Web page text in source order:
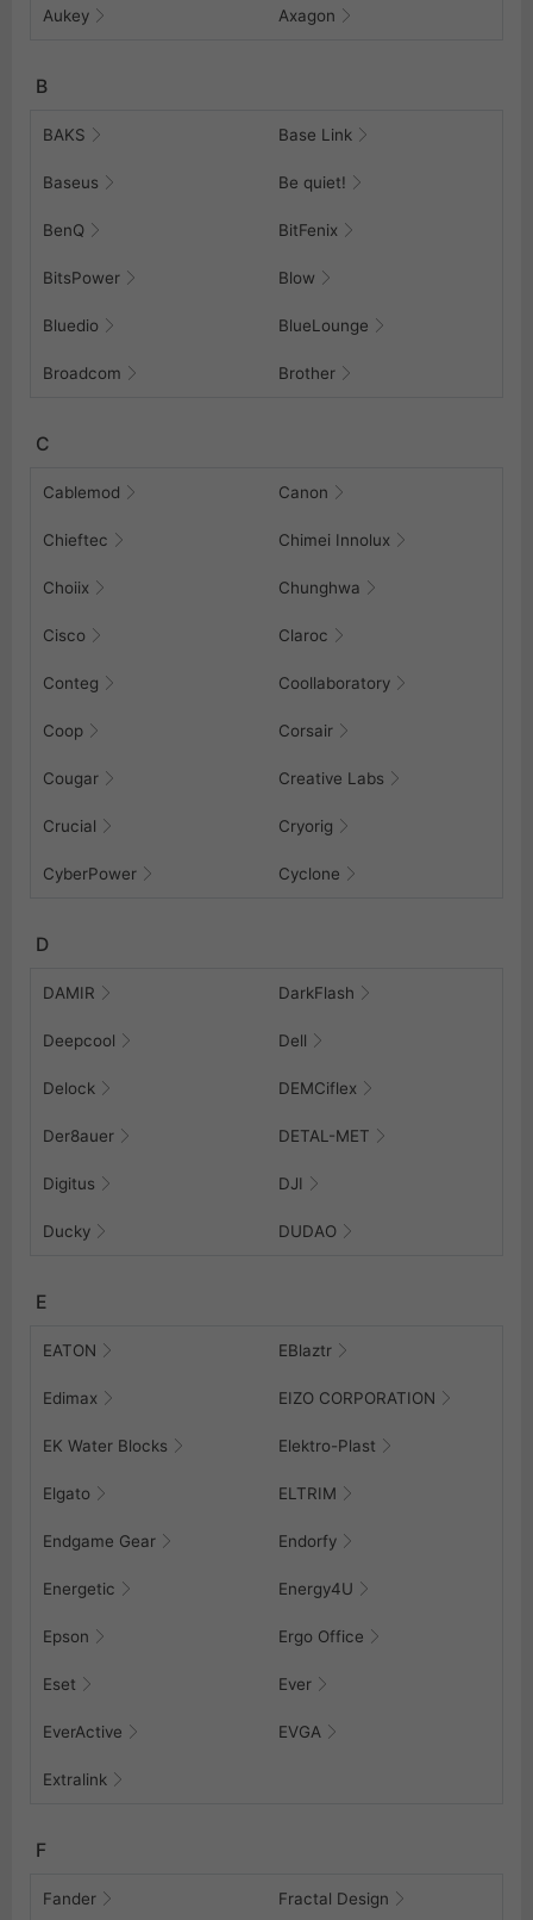
Aukey Axagon
B
BAKS Base Link
Baseus Be quiet!
BenQ BitFenix
BitsPower Blow
Bluedio BlueLounge
Broadcom Brother
C
Cablemod Canon
Chieftec Chimei Innolux
Choiix Chunghwa
Cisco Claroc
Conteg Coollaboratory
Coop Corsair
Cougar Creative Labs
Crucial Cryorig
CyberPower Cyclone
D
DAMIR DarkFlash
Deepcool Dell
Delock DEMCiflex
Der8auer DETAL-MET
Digitus DJI
Ducky DUDAO
E
EATON EBlaztr
Edimax EIZO CORPORATION
EK Water Blocks Elektro-Plast
Elgato ELTRIM
Endgame Gear Endorfy
Energetic Energy4U
Epson Ergo Office
Eset Ever
EverActive EVGA
Extralink
F
Fander Fractal Design